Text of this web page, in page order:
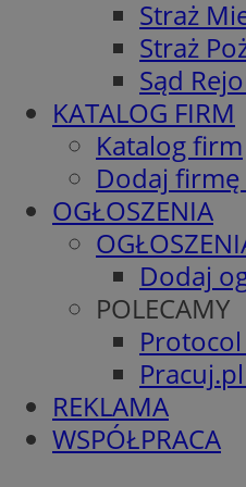
Straż
Straż
Sąd
KATALOG FIRM
Katalog firm
Dodaj
OGŁOSZENIA
Dodaj
POLECAMY
Protocol
REKLAMA
WSPÓŁPRACA